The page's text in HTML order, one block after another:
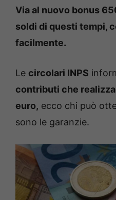
Via al nuovo bonus
soldi di questi tempi,
facilmente.
Le circolari INPS
contributi che
euro, ecco chi può
sono le garanzie.